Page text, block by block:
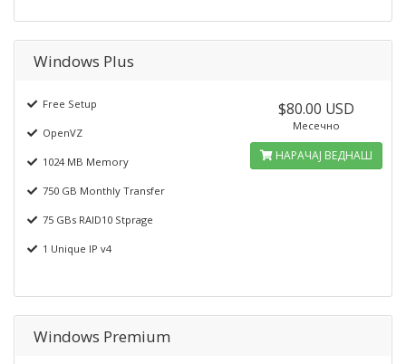
Windows Plus
Free Setup
OpenVZ
1024 MB Memory
750 GB Monthly Transfer
75 GBs RAID10 Stprage
1 Unique IP v4
$80.00 USD
Месечно
НАРАЧАЈ ВЕДНАШ
Windows Premium